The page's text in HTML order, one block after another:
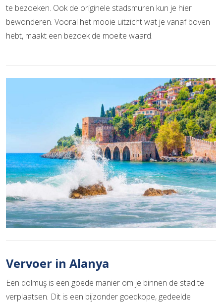
te bezoeken. Ook de originele stadsmuren kun je hier
bewonderen. Vooral het mooie uitzicht wat je vanaf boven
hebt, maakt een bezoek de moeite waard.
Vervoer in Alanya
Een dolmuş is een goede manier om je binnen de stad te
verplaatsen. Dit is een bijzonder goedkope, gedeelde